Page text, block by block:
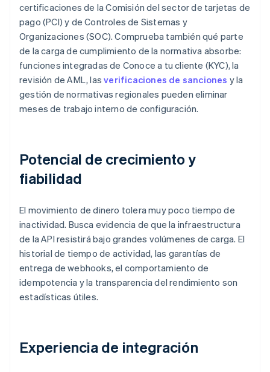
certificaciones de la Comisión del sector de tarjetas de
pago (PCI) y de Controles de Sistemas y
Organizaciones (SOC). Comprueba también qué parte
de la carga de cumplimiento de la normativa absorbe:
funciones integradas de Conoce a tu cliente (KYC), la
revisión de AML, lasverificaciones de sanciones y la
gestión de normativas regionales pueden eliminar
meses de trabajo interno de configuración.
Potencial de crecimiento y
fiabilidad
El movimiento de dinero tolera muy poco tiempo de
inactividad. Busca evidencia de que la infraestructura
de la API resistirá bajo grandes volúmenes de carga. El
historial de tiempo de actividad, las garantías de
entrega de webhooks, el comportamiento de
idempotencia y la transparencia del rendimiento son
estadísticas útiles.
Experiencia de integración